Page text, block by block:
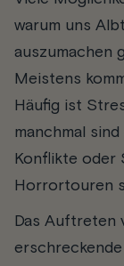
warum uns
auszumachen
Meistens
Häufig ist
manchmal
Konflikte oder
Horrortouren
Das Auftreten